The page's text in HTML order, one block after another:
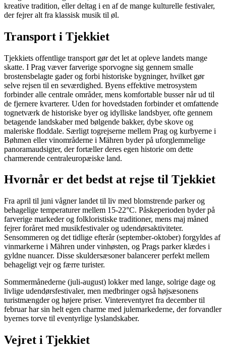
kreative tradition, eller deltag i en af de mange kulturelle festivaler,
der fejrer alt fra klassisk musik til øl.
Transport i Tjekkiet
Tjekkiets offentlige transport gør det let at opleve landets mange
skatte. I Prag væver farverige sporvogne sig gennem smalle
brostensbelagte gader og forbi historiske bygninger, hvilket gør
selve rejsen til en seværdighed. Byens effektive metrosystem
forbinder alle centrale områder, mens komfortable busser når ud til
de fjernere kvarterer. Uden for hovedstaden forbinder et omfattende
tognetværk de historiske byer og idylliske landsbyer, ofte gennem
betagende landskaber med bølgende bakker, dybe skove og
maleriske floddale. Særligt togrejserne mellem Prag og kurbyerne i
Bøhmen eller vinområderne i Mähren byder på uforglemmelige
panoramaudsigter, der fortæller deres egen historie om dette
charmerende centraleuropæiske land.
Hvornår er det bedst at rejse til Tjekkiet
Fra april til juni vågner landet til liv med blomstrende parker og
behagelige temperaturer mellem 15-22°C. Påskeperioden byder på
farverige markeder og folkloristiske traditioner, mens maj måned
fejrer foråret med musikfestivaler og udendørsaktiviteter.
Sensommeren og det tidlige efterår (september-oktober) forgyldes af
vinmarkerne i Mähren under vinhøsten, og Prags parker klædes i
gyldne nuancer. Disse skuldersæsoner balancerer perfekt mellem
behageligt vejr og færre turister.
Sommermånederne (juli-august) lokker med lange, solrige dage og
livlige udendørsfestivaler, men medbringer også højsæsonens
turistmængder og højere priser. Vintereventyret fra december til
februar har sin helt egen charme med julemarkederne, der forvandler
byernes torve til eventyrlige lyslandskaber.
Vejret i Tjekkiet